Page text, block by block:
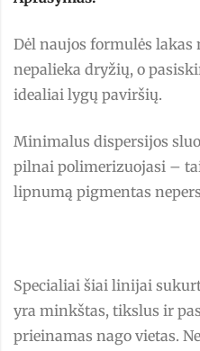
Dėl naujos formulės lakas
nepalieka dryžių, o
idealiai lygų paviršių.
Minimalus dispersijos
pilnai polimerizuojasi –
lipnumą pigmentas
Specialiai šiai linijai
yra minkštas, tikslus ir
prieinamas nago vietas.